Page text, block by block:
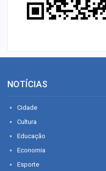
NOTÍCIAS
Cidade
Cultura
Educação
Economia
Esporte